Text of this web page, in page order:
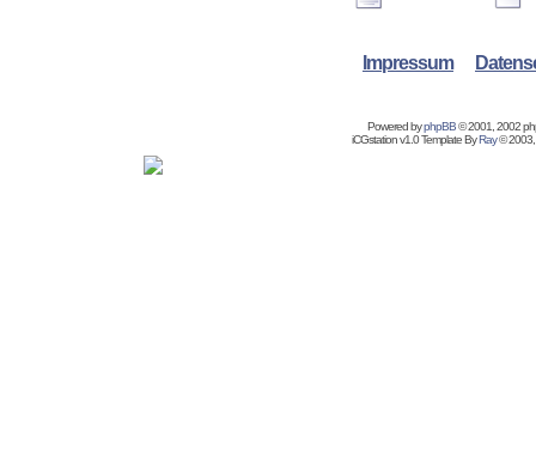
Impressum
Powered byphpBB© 2001, 2002
iCGstation v1.0 Template ByRay©